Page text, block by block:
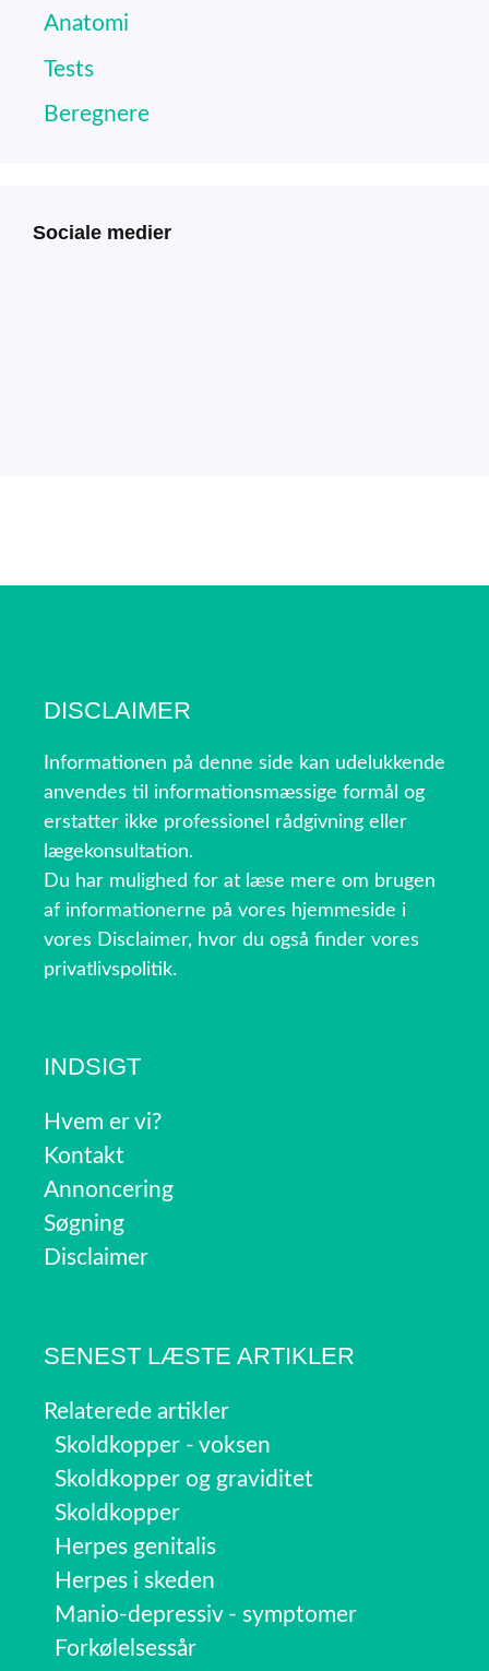
Anatomi
Tests
Beregnere
Sociale medier
DISCLAIMER
Informationen på denne side kan udelukkende
anvendes til informationsmæssige formål og
erstatter ikke professionel rådgivning eller
lægekonsultation.
Du har mulighed for at læse mere om brugen
af informationerne på vores hjemmeside i
vores Disclaimer, hvor du også finder vores
privatlivspolitik.
INDSIGT
Hvem er vi?
Kontakt
Annoncering
Søgning
Disclaimer
SENEST LÆSTE ARTIKLER
Relaterede artikler
Skoldkopper - voksen
Skoldkopper og graviditet
Skoldkopper
Herpes genitalis
Herpes i skeden
Manio-depressiv - symptomer
Forkølelsessår